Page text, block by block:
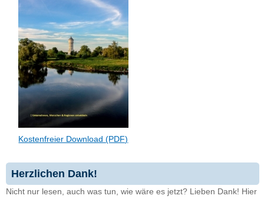
Kostenfreier Download (PDF)
Herzlichen Dank!
Nicht nur lesen, auch was tun, wie wäre es jetzt? Lieben Dank! Hier